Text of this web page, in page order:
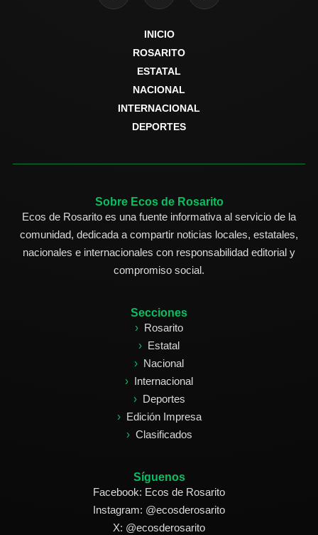
INICIO
ROSARITO
ESTATAL
NACIONAL
INTERNACIONAL
DEPORTES
Sobre Ecos de Rosarito
Ecos de Rosarito es una fuente informativa al servicio de la
comunidad, dedicada a compartir noticias locales, estatales,
nacionales e internacionales con responsabilidad editorial y
compromiso social.
Secciones
Rosarito
Estatal
Nacional
Internacional
Deportes
Edición Impresa
Clasificados
Síguenos
Facebook: Ecos de Rosarito
Instagram: @ecosderosarito
X: @ecosderosarito